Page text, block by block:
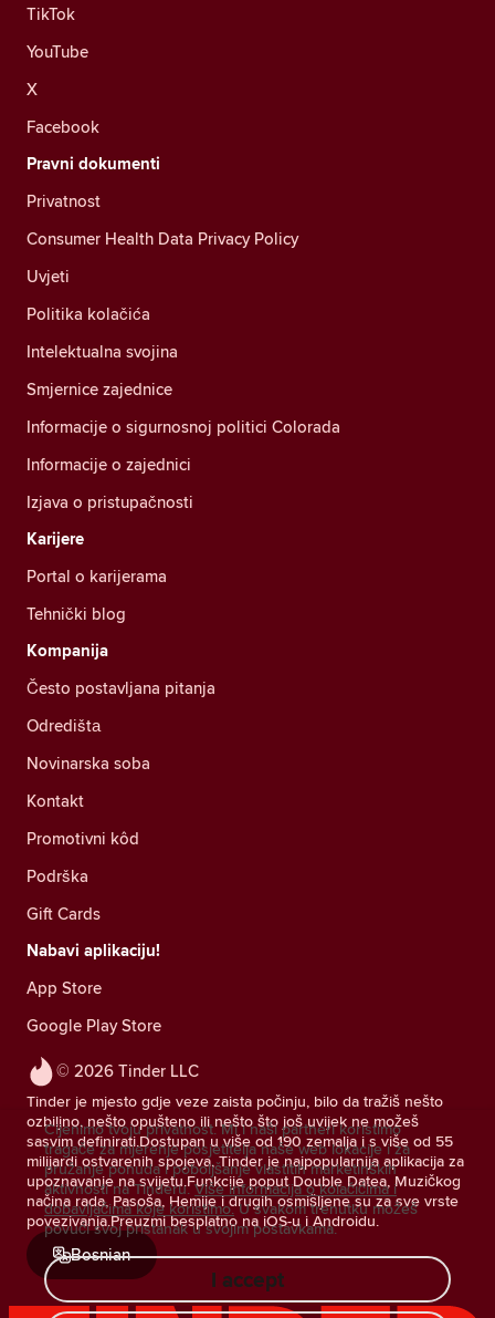
© 2026 Tinder LLC
Tinder je mjesto gdje veze zaista počinju, bilo da tražiš nešto
ozbiljno, nešto opušteno ili nešto što još uvijek ne možeš
sasvim definirati.Dostupan u više od 190 zemalja i s više od 55
milijardi ostvarenih spojeva, Tinder je najpopularnija aplikacija za
upoznavanje na svijetu.Funkcije poput Double Datea, Muzičkog
načina rada, Pasoša, Hemije i drugih osmišljene su za sve vrste
povezivanja.Preuzmi besplatno na iOS-u i Androidu.
Bosnian
TikTok
YouTube
X
Facebook
Pravni dokumenti
Privatnost
Consumer Health Data Privacy Policy
Uvjeti
Politika kolačića
Intelektualna svojina
Smjernice zajednice
Informacije o sigurnosnoj politici Colorada
Informacije o zajednici
Izjava o pristupačnosti
Karijere
Portal o karijerama
Tehnički blog
Kompanija
Često postavljana pitanja
Odredištа
Novinarska soba
Kontakt
Promotivni kôd
Podrška
Gift Cards
Nabavi aplikaciju!
App Store
Google Play Store
Cijenimo tvoju privatnost. Mi i naši partneri koristimo
tragače za mjerenje posjetitelja naše web lokacije i za
pružanje ponuda i poboljšanje vlastitih marketinških
aktivnosti na Tinderu. Više informacija o kolačićima i
dobavljačima koje koristimo. U svakom trenutku možeš
povući svoj pristanak u svojim postavkama.
I accept